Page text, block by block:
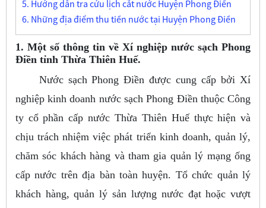
5. Hướng dẫn tra cứu lịch cắt nước Huyện Phong Điền
6. Những địa điểm thu tiền nước tại Huyện Phong Điền
1. Một số thông tin về Xí nghiệp nước sạch Phong
Điền tỉnh Thừa Thiên Huế.
Nước sạch Phong Điền được cung cấp bởi Xí
nghiệp kinh doanh nước sạch Phong Điền thuộc Công
ty cổ phần cấp nước Thừa Thiên Huế thực hiện và
chịu trách nhiệm việc phát triển kinh doanh, quản lý,
chăm sóc khách hàng và tham gia quản lý mạng ống
cấp nước trên địa bàn toàn huyện. Tổ chức quản lý
khách hàng, quản lý sản lượng nước đạt hoặc vượt